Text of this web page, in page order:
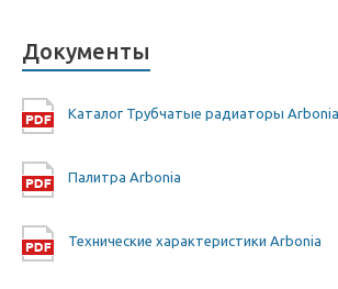
Документы
Каталог Трубчатые радиаторы Arbonia
Палитра Arbonia
Технические характеристики Arbonia